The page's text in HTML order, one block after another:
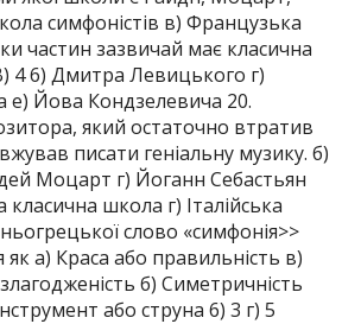
симфоністів в) Французька
частин зазвичай має класична
4 6) Дмитра Левицького г)
e) Йова Кондзелевича 20.
який остаточно втратив
писати геніальну музику. б)
Моцарт г) Йоганн Себастьян
класична школа г) Італійська
слово «симфонія>>
як а) Краса або правильнiсть в)
б) Симетричність
або струна 6) 3 г) 5​